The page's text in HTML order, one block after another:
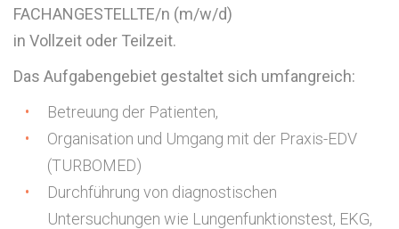
FACHANGESTELLTE/n (m/w/d)
in Vollzeit oder Teilzeit.
Das Aufgabengebiet gestaltet sich umfangreich:
Betreuung der Patienten,
Organisation und Umgang mit der Praxis-EDV
(TURBOMED)
Durchführung von diagnostischen
Untersuchungen wie Lungenfunktionstest, EKG,